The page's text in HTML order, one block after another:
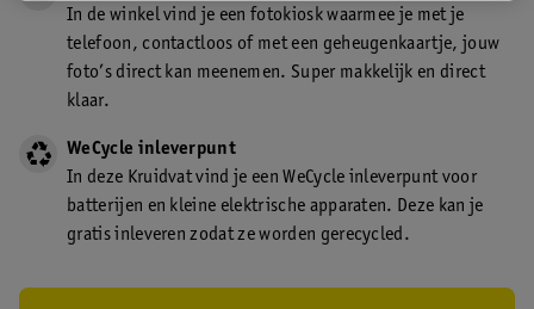
In de winkel vind je een fotokiosk waarmee je met je
telefoon, contactloos of met een geheugenkaartje, jouw
foto’s direct kan meenemen. Super makkelijk en direct
klaar.
WeCycle inleverpunt
In deze Kruidvat vind je een WeCycle inleverpunt voor
batterijen en kleine elektrische apparaten. Deze kan je
gratis inleveren zodat ze worden gerecycled.